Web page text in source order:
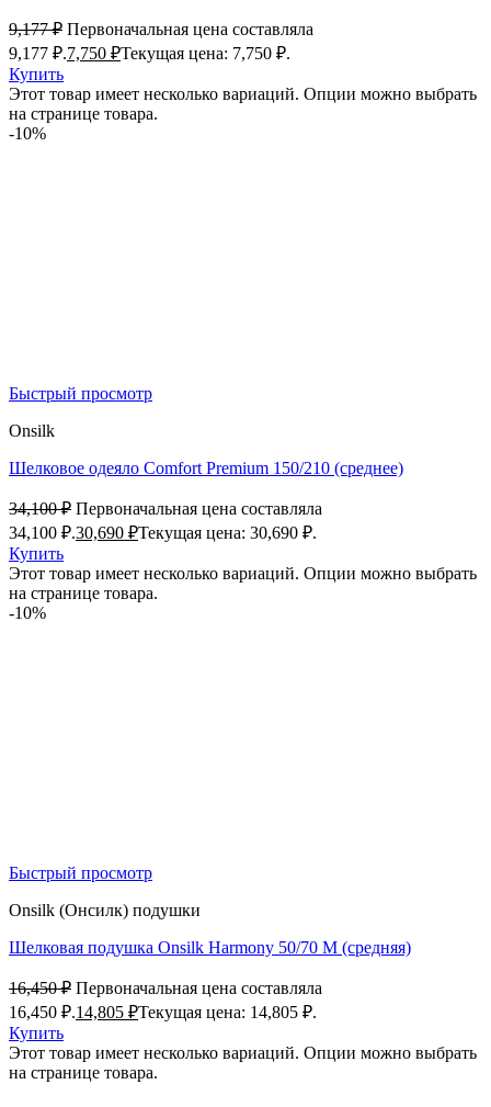
9,177₽ Первоначальная цена составляла
9,177 ₽.7,750 ₽Текущая цена: 7,750 ₽.
Купить
Этот товар имеет несколько вариаций. Опции можно выбрать
на странице товара.
-10%
Быстрый просмотр
Onsilk
Шелковое одеяло Comfort Premium 150/210 (среднее)
34,100₽ Первоначальная цена составляла
34,100 ₽.30,690 ₽Текущая цена: 30,690 ₽.
Купить
Этот товар имеет несколько вариаций. Опции можно выбрать
на странице товара.
-10%
Быстрый просмотр
Onsilk (Онсилк) подушки
Шелковая подушка Onsilk Harmony 50/70 M (средняя)
16,450₽ Первоначальная цена составляла
16,450 ₽.14,805 ₽Текущая цена: 14,805 ₽.
Купить
Этот товар имеет несколько вариаций. Опции можно выбрать
на странице товара.